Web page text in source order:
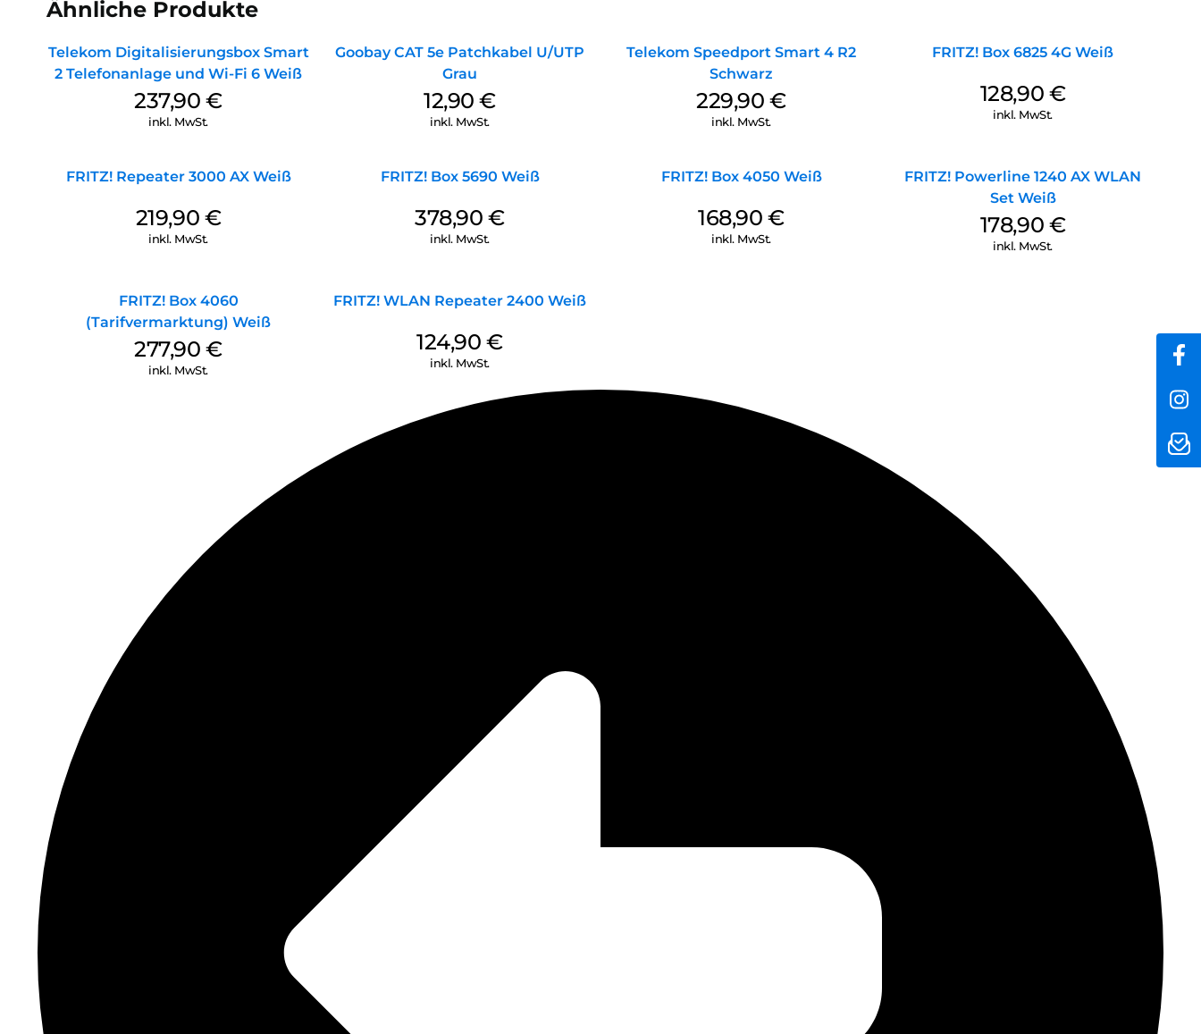
Ähnliche Produkte
Telekom Digitalisierungsbox Smart
2 Telefonanlage und Wi-Fi 6 Weiß
237,90€
inkl. MwSt.
Goobay CAT 5e Patchkabel U/UTP
Grau
12,90€
inkl. MwSt.
Telekom Speedport Smart 4 R2
Schwarz
229,90€
inkl. MwSt.
FRITZ! Box 6825 4G Weiß
128,90 €
inkl. MwSt.
FRITZ! Repeater 3000 AX Weiß
219,90 €
inkl. MwSt.
FRITZ! Box 5690 Weiß
378,90€
inkl. MwSt.
FRITZ! Box 4050 Weiß
168,90€
inkl. MwSt.
FRITZ! Powerline 1240 AX WLAN
Set Weiß
178,90 €
inkl. MwSt.
FRITZ! Box 4060
(Tarifvermarktung) Weiß
277,90€
inkl. MwSt.
FRITZ! WLAN Repeater 2400 Weiß
124,90€
inkl. MwSt.